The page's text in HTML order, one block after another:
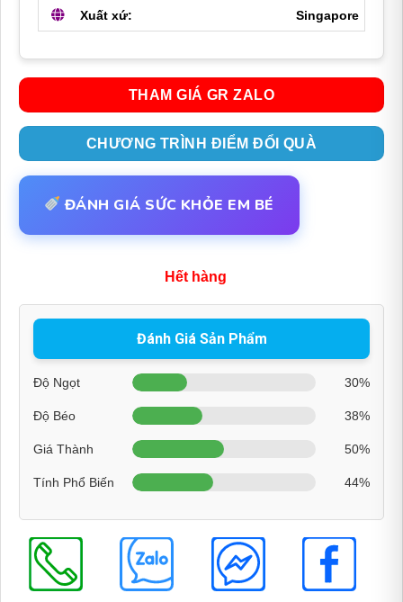
Xuất xứ: Singapore
THAM GIÁ GR ZALO
CHƯƠNG TRÌNH ĐIỂM ĐỔI QUÀ
ĐÁNH GIÁ SỨC KHỎE EM BÉ
Hết hàng
Đánh Giá Sản Phẩm
Độ Ngọt 30%
Độ Béo 38%
Giá Thành 50%
Tính Phổ Biến 44%